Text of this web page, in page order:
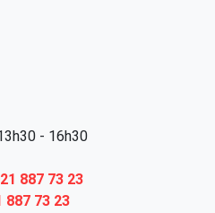
- 16h30
887 73 23
887 73 23